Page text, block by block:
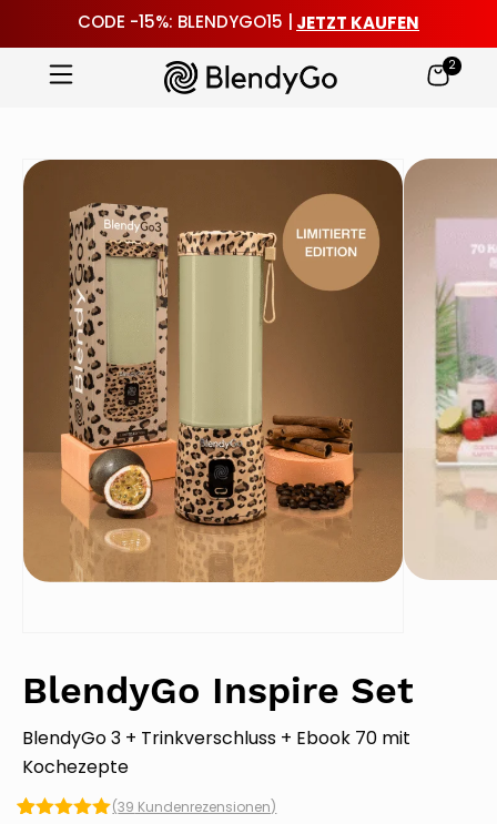
CODE -15%: BLENDYGO15 |JETZT KAUFEN
Zum
Inhalt
2
BlendyGo Inspire Set
BlendyGo 3 + Trinkverschluss + Ebook 70 mit
Kochezepte
(39Kundenrezensionen)